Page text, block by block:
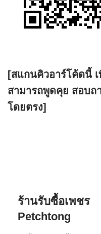
[สแกนคิวอาร์โค้ดนี้
สามารถพูดคุย สอบถ
โดยตรง]
ร้านรับซื้อเพชร
Petchtong